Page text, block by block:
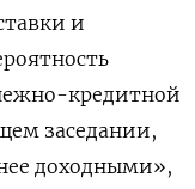
и
кредитной
заседании,
доходными»,